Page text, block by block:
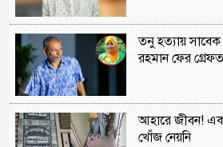
তনু হত্যায়
রহমান ফের
আহারে জীবন!
খোঁজ নেয়নি